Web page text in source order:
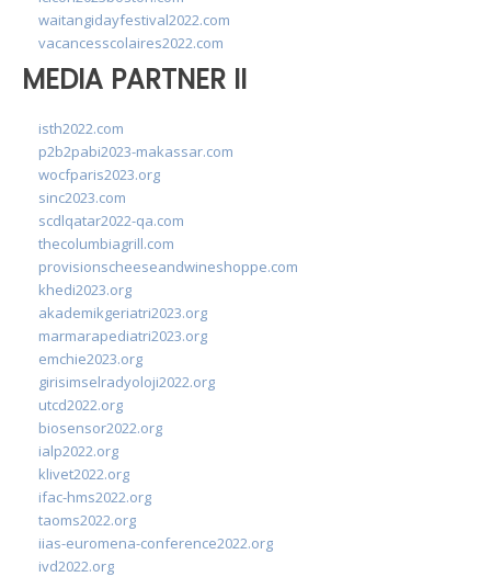
waitangidayfestival2022.com
vacancesscolaires2022.com
MEDIA PARTNER II
isth2022.com
p2b2pabi2023-makassar.com
wocfparis2023.org
sinc2023.com
scdlqatar2022-qa.com
thecolumbiagrill.com
provisionscheeseandwineshoppe.com
khedi2023.org
akademikgeriatri2023.org
marmarapediatri2023.org
emchie2023.org
girisimselradyoloji2022.org
utcd2022.org
biosensor2022.org
ialp2022.org
klivet2022.org
ifac-hms2022.org
taoms2022.org
iias-euromena-conference2022.org
ivd2022.org